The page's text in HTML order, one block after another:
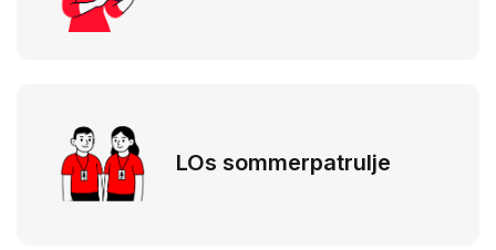
LOs sommerpatrulje